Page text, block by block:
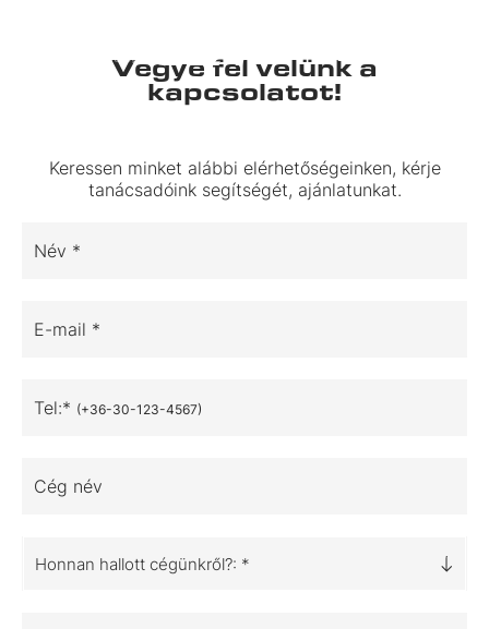
Vegye fel velünk a
kapcsolatot!
Keressen minket alábbi elérhetőségeinken, kérje
tanácsadóink segítségét, ajánlatunkat.
Név *
E-mail *
Tel:* (+36-30-123-4567)
Cég név
Honnan hallott cégünkről?: *